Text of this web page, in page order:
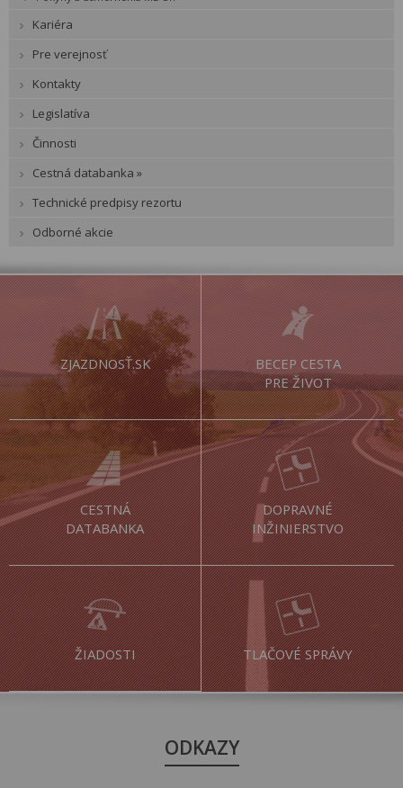
Kariéra
Pre verejnosť
Kontakty
Legislatíva
Činnosti
Cestná databanka »
Technické predpisy rezortu
Odborné akcie
ZJAZDNOSŤ.SK
BECEP CESTA
PRE ŽIVOT
CESTNÁ
DATABANKA
DOPRAVNÉ
INŽINIERSTVO
ŽIADOSTI TLAČOVÉ SPRÁVY
ODKAZY